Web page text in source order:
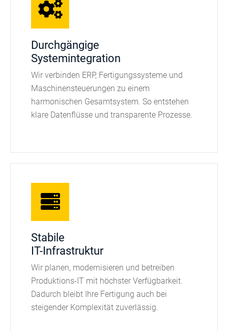
Durchgängige
Systemintegration
Wir verbinden ERP, Fertigungssysteme und
Maschinensteuerungen zu einem
harmonischen Gesamtsystem. So entstehen
klare Datenflüsse und transparente Prozesse.
Stabile
IT-Infrastruktur
Wir planen, modernisieren und betreiben
Produktions-IT mit höchster Verfügbarkeit.
Dadurch bleibt Ihre Fertigung auch bei
steigender Komplexität zuverlässig.